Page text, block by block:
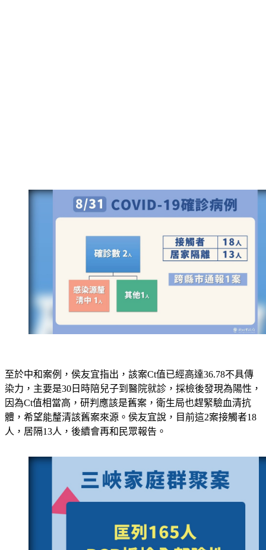
至於中和案例，侯友宜指出，該案Ct值已經高達36.78不具傳
染力，主要是30日時陪兒子到醫院就診，採檢後發現為陽性，
因為Ct值相當高，研判應該是舊案，衛生局也趕緊驗血清抗
體，希望能釐清該舊案來源。侯友宜說，目前這2案接觸者18